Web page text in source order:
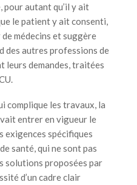
pour autant qu’il y ait
le patient y ait consenti,
médecins et suggère
des autres professions de
leurs demandes, traitées
complique les travaux, la
entrer en vigueur le
exigences spécifiques
santé, qui ne sont pas
solutions proposées par
d’un cadre clair